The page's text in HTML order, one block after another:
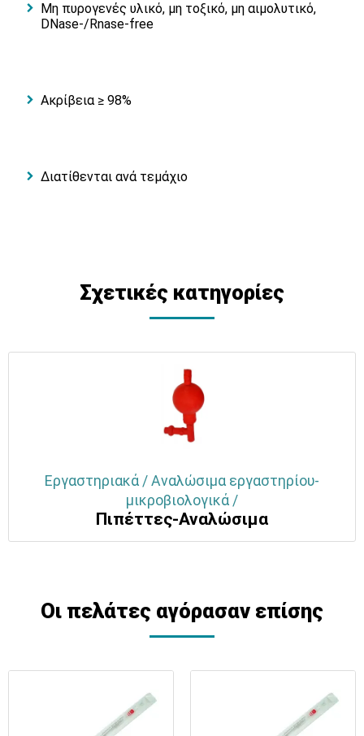
Μη πυρογενές υλικό, μη τοξικό, μη αιμολυτικό,
DNase-/Rnase-free
Ακρίβεια ≥ 98%
Διατίθενται ανά τεμάχιο
Σχετικές κατηγορίες
Εργαστηριακά / Αναλώσιμα εργαστηρίου-
μικροβιολογικά /
Πιπέττες-Αναλώσιμα
Οι πελάτες αγόρασαν επίσης